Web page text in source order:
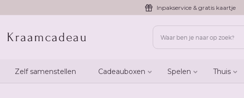
Inpakservice & gratis kaartje
Zelf samenstellen Cadeauboxen Spelen Thuis